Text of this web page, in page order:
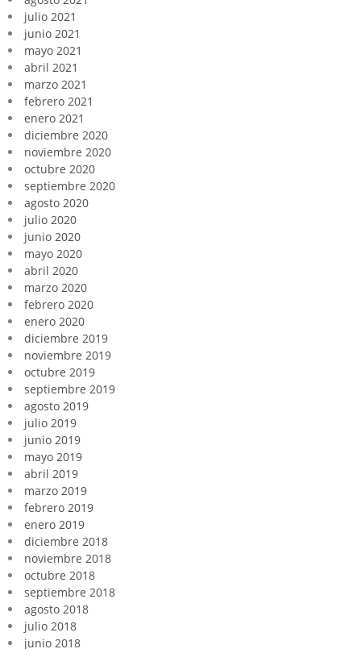
julio 2021
junio 2021
mayo 2021
abril 2021
marzo 2021
febrero 2021
enero 2021
diciembre 2020
noviembre 2020
octubre 2020
septiembre 2020
agosto 2020
julio 2020
junio 2020
mayo 2020
abril 2020
marzo 2020
febrero 2020
enero 2020
diciembre 2019
noviembre 2019
octubre 2019
septiembre 2019
agosto 2019
julio 2019
junio 2019
mayo 2019
abril 2019
marzo 2019
febrero 2019
enero 2019
diciembre 2018
noviembre 2018
octubre 2018
septiembre 2018
agosto 2018
julio 2018
junio 2018